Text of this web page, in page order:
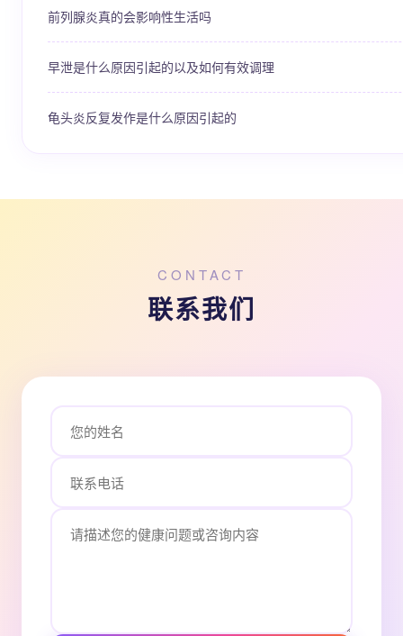
前列腺炎真的会影响性生活吗
早泄是什么原因引起的以及如何有效调理
龟头炎反复发作是什么原因引起的
CONTACT
联系我们